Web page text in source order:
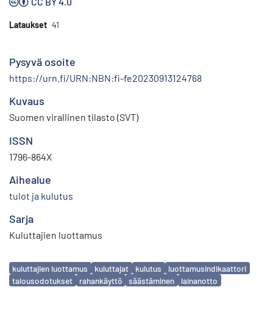
Lataukset 41
Pysyvä osoite
https://urn.fi/URN:NBN:fi-fe20230913124768
Kuvaus
Suomen virallinen tilasto (SVT)
ISSN
1796-864X
Aihealue
tulot ja kulutus
Sarja
Kuluttajien luottamus
Avainsanat
kuluttajien luottamus kuluttajat kulutus
luottamusindikaattori
talousodotukset
rahankäyttö säästäminen lainanotto